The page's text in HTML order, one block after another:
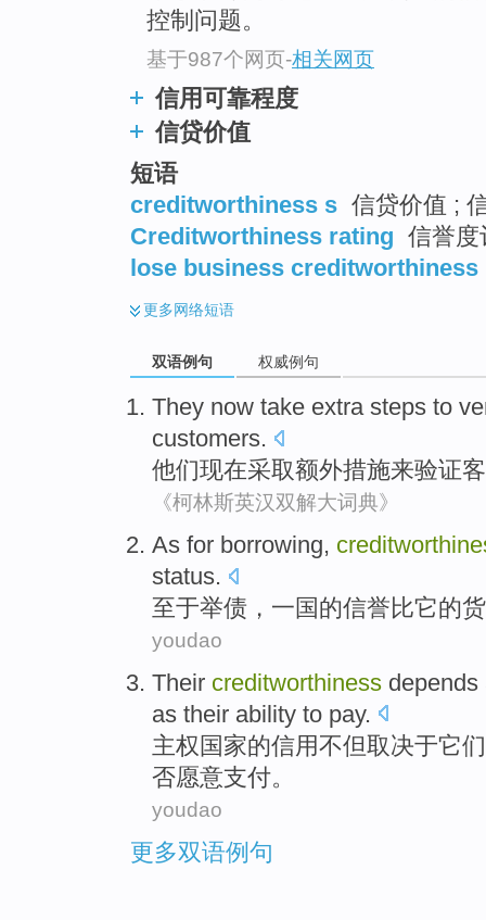
控制问题。
基于987个网页-相关网页
信用可靠程度
信贷价值
短语
creditworthiness s 信贷价值 ;
Creditworthiness rating 信誉度
lose business creditworthiness
更多网络短语
双语例句 权威例句
They now take extra steps to
customers.
他们现在采取额外措施来验证
《柯林斯英汉双解大词典》
As for borrowing,
status.
至于举债 ，一国的信誉比它的
youdao
Their creditworthiness depends
as their ability to pay.
主权 国家的信用不但取决于它们
否愿意支付。
youdao
更多双语例句